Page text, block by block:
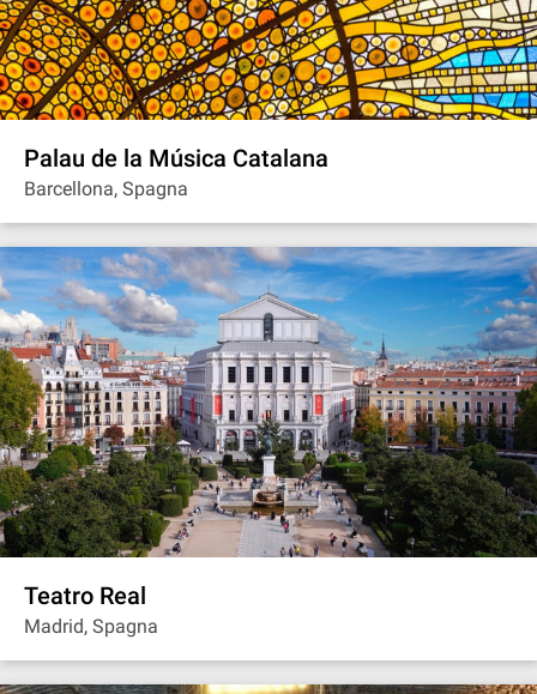
Palau de la Música Catalana
Barcellona, Spagna
Teatro Real
Madrid, Spagna